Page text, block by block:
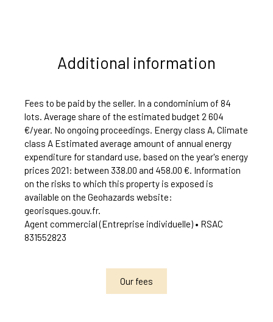
Additional information
Fees to be paid by the seller. In a condominium of 84
lots. Average share of the estimated budget 2 604
€/year. No ongoing proceedings. Energy class A, Climate
class A Estimated average amount of annual energy
expenditure for standard use, based on the year's energy
prices 2021: between 338.00 and 458.00 €. Information
on the risks to which this property is exposed is
available on the Geohazards website:
georisques.gouv.fr.
Agent commercial (Entreprise individuelle) • RSAC
831552823
Our fees